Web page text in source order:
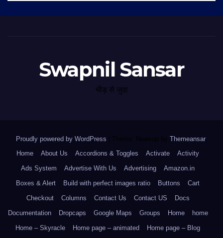
Swapnil Sansar
भीड़ से जुदा
Proudly powered by WordPress Theme: Newsup by Themeansar.
Home
About Us Accordions & Toggles Activate
Activity
Ads System
Advertise With Us Advertising
Amazon.in
Boxes & Alert
Build with perfect images ratio Buttons
Cart
Checkout
Columns Contact Us Contact US
Docs
Documentation
Dropcaps Google Maps Groups Home
home
Home – Skyracle
Home page – animated
Home page – Blog